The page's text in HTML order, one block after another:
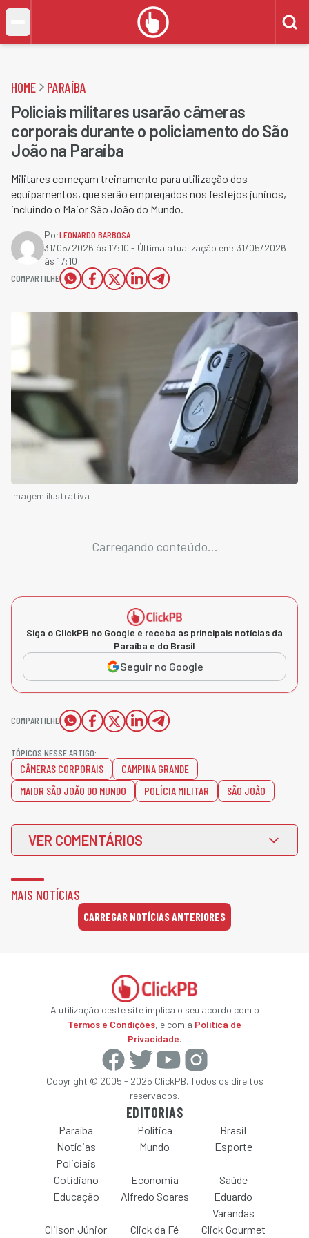
HOME PARAÍBA
Policiais militares usarão câmeras
corporais durante o policiamento do São
João na Paraíba
Militares começam treinamento para utilização dos
equipamentos, que serão empregados nos festejos juninos,
incluindo o Maior São João do Mundo.
PorLEONARDO BARBOSA
31/05/2026 às 17:10 - Última atualização em: 31/05/2026
às 17:10
COMPARTILHE
Imagem ilustrativa
Carregando conteúdo...
Siga o ClickPB no Google e receba as principais notícias da
Paraíba e do Brasil
Seguir no Google
COMPARTILHE
TÓPICOS NESSE ARTIGO:
CÂMERAS CORPORAIS
CAMPINA GRANDE
MAIOR SÃO JOÃO DO MUNDO
POLÍCIA MILITAR SÃO JOÃO
VER COMENTÁRIOS
MAIS NOTÍCIAS
CARREGAR NOTÍCIAS ANTERIORES
A utilização deste site implica o seu acordo com o
Termos e Condições, e com a Política de
Privacidade.
Copyright © 2005 - 2025 ClickPB. Todos os direitos
reservados.
EDITORIAS
Paraíba Política
Brasil
Notícias
Policiais
Mundo Esporte
Cotidiano Economia
Saúde
Educação
Alfredo Soares
Eduardo
Varandas
Clilson Júnior
Click da Fé Click Gourmet